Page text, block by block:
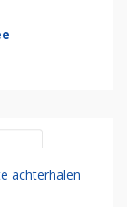
achterhalen